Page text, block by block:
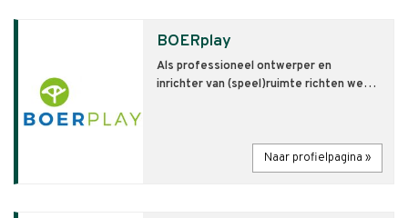
BOERplay
Als professioneel ontwerper en
inrichter van (speel)ruimte richten we…
Naar profielpagina »